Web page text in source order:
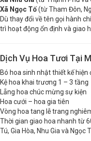
Xã Nhu Gia(từ Thạnh Phú và
Xã Ngọc Tố
(từ Tham Đôn,
Dù thay đổi về tên gọi hành
trì hoạt động ổn định và giao
Dịch Vụ Hoa Tươi Tại
Bó hoa sinh nhật thiết kế hiện
Kệ hoa khai trương 1 – 3 tầng
Lẵng hoa chúc mừng sự kiện
Hoa cưới – hoa gia tiên
Vòng hoa tang lễ trang
Thời gian giao hoa nhanh từ
Tú, Gia Hòa, Nhu Gia và Ngọc